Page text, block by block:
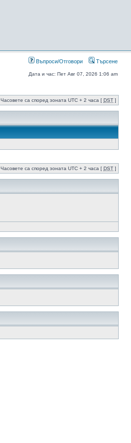
Въпроси/Отговори Търсене
Дата и час: Пет Авг 07, 2026 1:06 am
Часовете са според зоната UTC + 2 часа [ DST ]
Часовете са според зоната UTC + 2 часа [ DST ]